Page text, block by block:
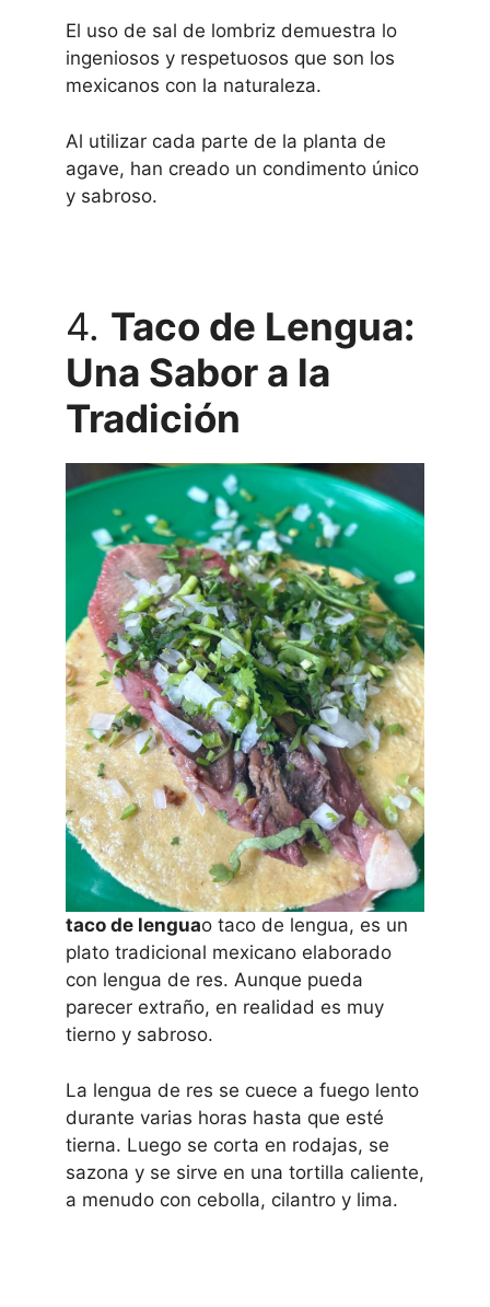
El uso de sal de lombriz demuestra lo
ingeniosos y respetuosos que son los
mexicanos con la naturaleza.
Al utilizar cada parte de la planta de
agave, han creado un condimento único
y sabroso.
4. Taco de Lengua:
Una Sabor a la
Tradición
taco de lenguao taco de lengua, es un
plato tradicional mexicano elaborado
con lengua de res. Aunque pueda
parecer extraño, en realidad es muy
tierno y sabroso.
La lengua de res se cuece a fuego lento
durante varias horas hasta que esté
tierna. Luego se corta en rodajas, se
sazona y se sirve en una tortilla caliente,
a menudo con cebolla, cilantro y lima.